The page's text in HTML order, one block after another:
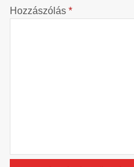
Hozzászólás *